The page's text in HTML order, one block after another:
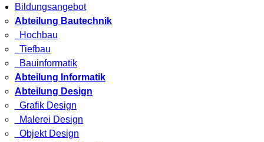
Bildungsangebot
Abteilung Bautechnik
Hochbau
Tiefbau
Bauinformatik
Abteilung Informatik
Abteilung Design
Grafik Design
Malerei Design
Objekt Design